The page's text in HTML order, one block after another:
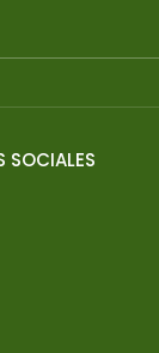
SOCIALES